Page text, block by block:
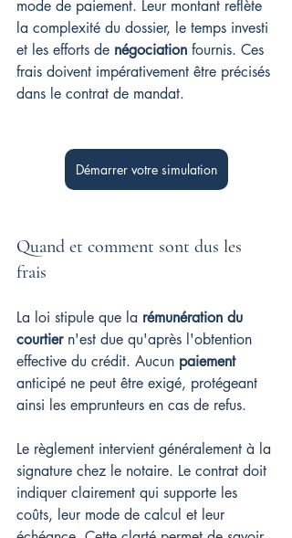
mode de paiement. Leur montant reflète
la complexité du dossier, le temps investi
et les efforts de négociation fournis. Ces
frais doivent impérativement être précisés
dans le contrat de mandat.
Démarrer votre simulation
Quand et comment sont dus les
frais
La loi stipule que la rémunération du
courtier n'est due qu'après l'obtention
effective du crédit. Aucun paiement
anticipé ne peut être exigé, protégeant
ainsi les emprunteurs en cas de refus.
Le règlement intervient généralement à la
signature chez le notaire. Le contrat doit
indiquer clairement qui supporte les
coûts, leur mode de calcul et leur